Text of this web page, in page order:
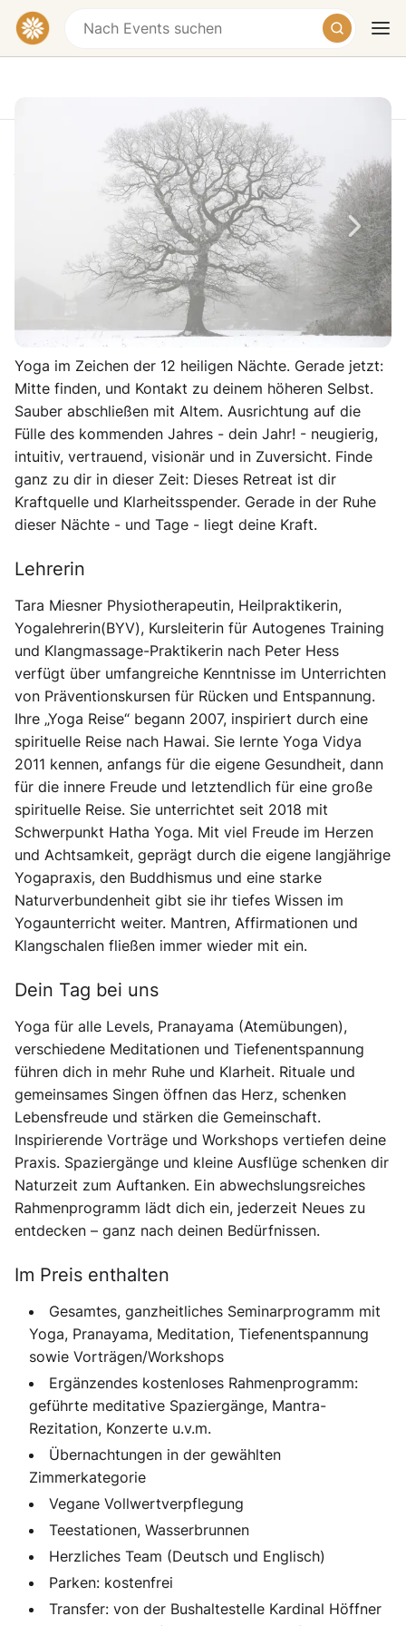
MorgenWochenende
Rauhnächte Retreat im Westerwald –
Yoga & Meditation
Yoga Vidya Westerwald, Gut Hoffnungsthal,
Oberlahr, Germany
€416 – €721
25.12.26-30.12.26 W261225-2
Yoga im Zeichen der 12 heiligen Nächte. Gerade jetzt:
Mitte finden, und Kontakt zu deinem höheren Selbst.
Sauber abschließen mit Altem. Ausrichtung auf die
Fülle des kommenden Jahres - dein Jahr! - neugierig,
intuitiv, vertrauend, visionär und in Zuversicht. Finde
ganz zu dir in dieser Zeit: Dieses Retreat ist dir
Kraftquelle und Klarheitsspender. Gerade in der Ruhe
dieser Nächte - und Tage - liegt deine Kraft.
Lehrerin
Tara Miesner Physiotherapeutin, Heilpraktikerin,
Yogalehrerin(BYV), Kursleiterin für Autogenes Training
und Klangmassage-Praktikerin nach Peter Hess
verfügt über umfangreiche Kenntnisse im Unterrichten
von Präventionskursen für Rücken und Entspannung.
Ihre „Yoga Reise“ begann 2007, inspiriert durch eine
spirituelle Reise nach Hawai. Sie lernte Yoga Vidya
2011 kennen, anfangs für die eigene Gesundheit, dann
für die innere Freude und letztendlich für eine große
spirituelle Reise. Sie unterrichtet seit 2018 mit
Schwerpunkt Hatha Yoga. Mit viel Freude im Herzen
und Achtsamkeit, geprägt durch die eigene langjährige
Yogapraxis, den Buddhismus und eine starke
Naturverbundenheit gibt sie ihr tiefes Wissen im
Yogaunterricht weiter. Mantren, Affirmationen und
Klangschalen fließen immer wieder mit ein.
Dein Tag bei uns
Yoga für alle Levels, Pranayama (Atemübungen),
verschiedene Meditationen und Tiefenentspannung
führen dich in mehr Ruhe und Klarheit. Rituale und
gemeinsames Singen öffnen das Herz, schenken
Lebensfreude und stärken die Gemeinschaft.
Inspirierende Vorträge und Workshops vertiefen deine
Praxis. Spaziergänge und kleine Ausflüge schenken dir
Naturzeit zum Auftanken. Ein abwechslungsreiches
Rahmenprogramm lädt dich ein, jederzeit Neues zu
entdecken – ganz nach deinen Bedürfnissen.
Im Preis enthalten
Gesamtes, ganzheitliches Seminarprogramm mit
Yoga, Pranayama, Meditation, Tiefenentspannung
sowie Vorträgen/Workshops
Ergänzendes kostenloses Rahmenprogramm:
geführte meditative Spaziergänge, Mantra-
Rezitation, Konzerte u.v.m.
Übernachtungen in der gewählten
Zimmerkategorie
Vegane Vollwertverpflegung
Teestationen, Wasserbrunnen
Herzliches Team (Deutsch und Englisch)
Parken: kostenfrei
Transfer: von der Bushaltestelle Kardinal Höffner